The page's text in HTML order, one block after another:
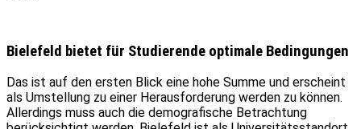
Bielefeld bietet für Studierende optimale Bedingungen
Das ist auf den ersten Blick eine hohe Summe und erscheint
als Umstellung zu einer Herausforderung werden zu können.
Allerdings muss auch die demografische Betrachtung